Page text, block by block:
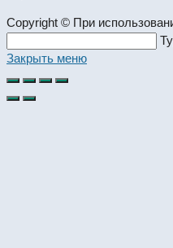
Copyright © При
this
website
Закрыть меню